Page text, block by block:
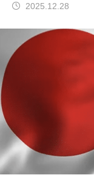
2025.12.28